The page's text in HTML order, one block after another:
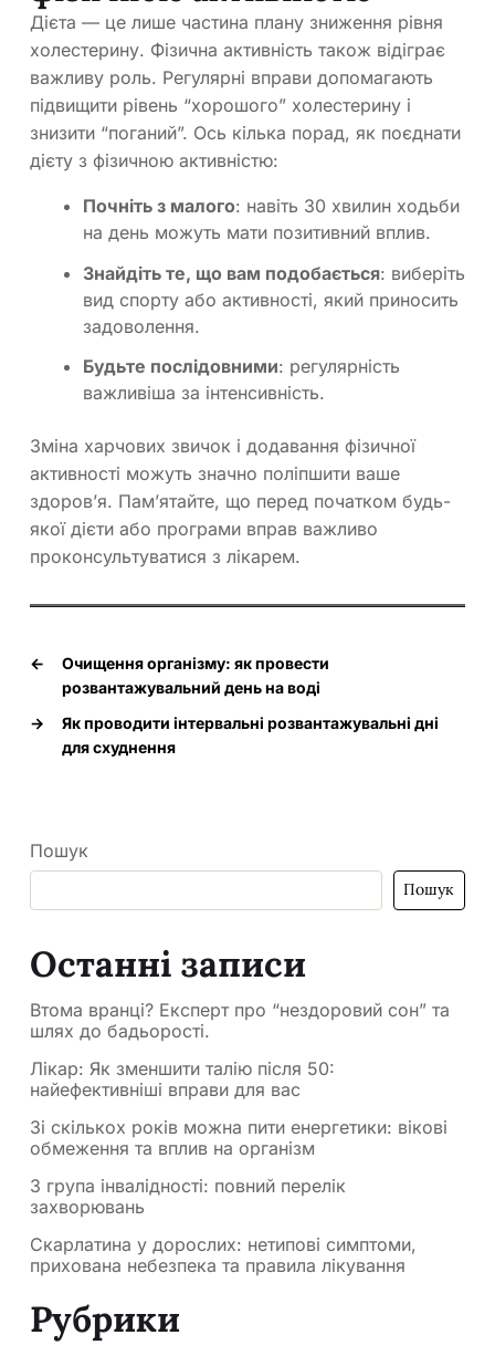
Дієта — це лише частина плану зниження рівня
холестерину. Фізична активність також відіграє
важливу роль. Регулярні вправи допомагають
підвищити рівень “хорошого” холестерину і
знизити “поганий”. Ось кілька порад, як поєднати
дієту з фізичною активністю:
Почніть з малого: навіть 30 хвилин ходьби
на день можуть мати позитивний вплив.
Знайдіть те, що вам подобається: виберіть
вид спорту або активності, який приносить
задоволення.
Будьте послідовними: регулярність
важливіша за інтенсивність.
Зміна харчових звичок і додавання фізичної
активності можуть значно поліпшити ваше
здоров’я. Пам’ятайте, що перед початком будь-
якої дієти або програми вправ важливо
проконсультуватися з лікарем.
←
Очищення організму: як провести
розвантажувальний день на воді
→
Як проводити інтервальні розвантажувальні дні
для схуднення
Пошук
Пошук
Останні записи
Втома вранці? Експерт про “нездоровий сон” та
шлях до бадьорості.
Лікар: Як зменшити талію після 50:
найефективніші вправи для вас
Зі скількох років можна пити енергетики: вікові
обмеження та вплив на організм
3 група інвалідності: повний перелік
захворювань
Скарлатина у дорослих: нетипові симптоми,
прихована небезпека та правила лікування
Рубрики